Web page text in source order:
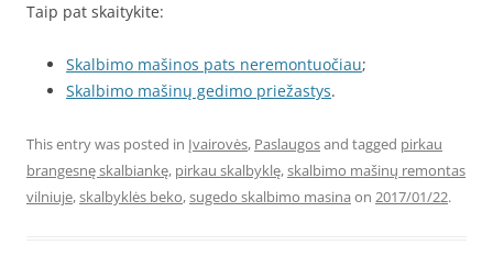
Taip pat skaitykite:
Skalbimo mašinos pats neremontuočiau;
Skalbimo mašinų gedimo priežastys.
This entry was posted in Įvairovės, Paslaugosand tagged pirkau
brangesnę skalbiankę, pirkau skalbyklę,skalbimo mašinų remontas
vilniuje,skalbyklės beko,sugedo skalbimo masina on 2017/01/22.